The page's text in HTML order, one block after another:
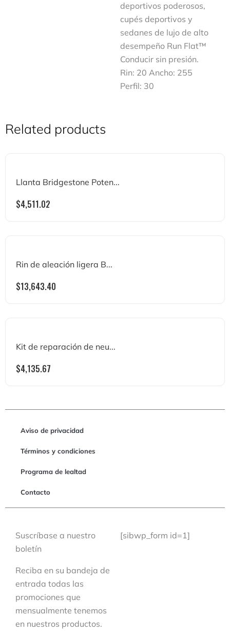
deportivos poderosos,
cupés deportivos y
sedanes de lujo de alto
desempeño Run Flat™
Conducir sin presión.
Rin: 20 Ancho: 255
Perfil: 30
Related products
Llanta Bridgestone Poten...
$4,511.02
Rin de aleación ligera B...
$13,643.40
Kit de reparación de neu...
$4,135.67
Aviso de privacidad
Términos y condiciones
Programa de lealtad
Contacto
Suscríbase a nuestro
boletín
Reciba en su bandeja de
entrada todas las
promociones que
mensualmente tenemos
en nuestros productos.
[sibwp_form id=1]